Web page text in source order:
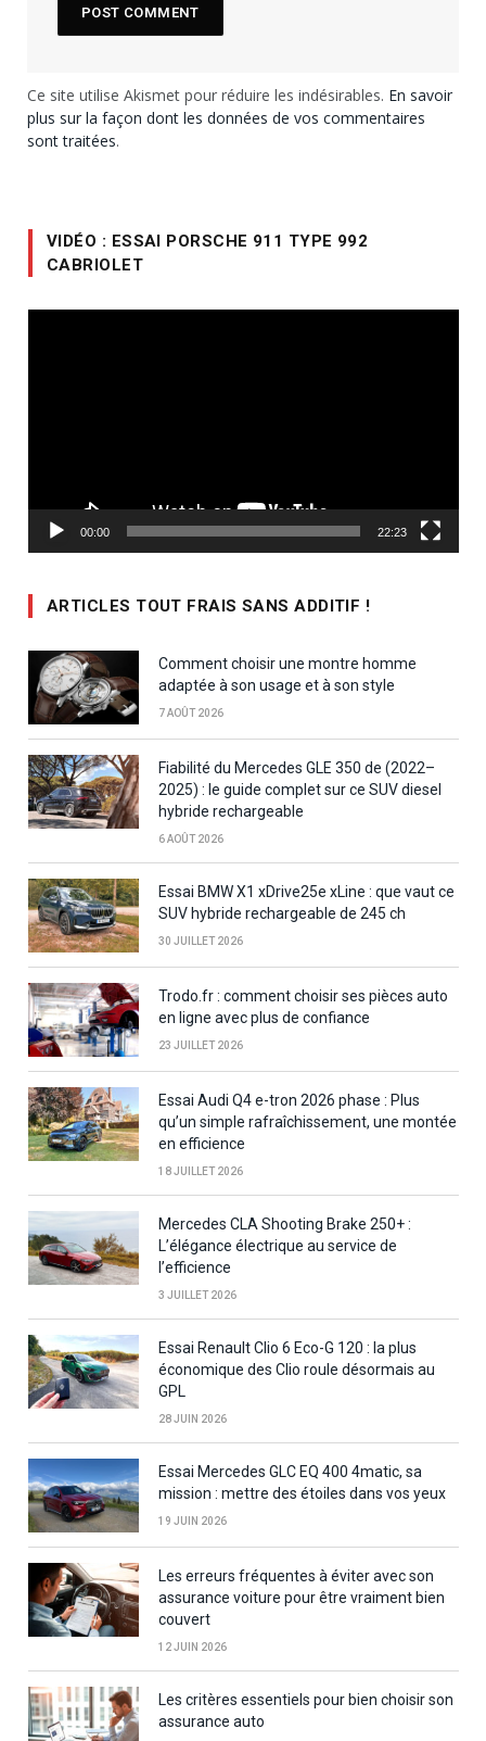
Ce site utilise Akismet pour réduire les indésirables. En savoir
plus sur la façon dont les données de vos commentaires
sont traitées.
VIDÉO : ESSAI PORSCHE 911 TYPE 992
CABRIOLET
00:00 22:23
ARTICLES TOUT FRAIS SANS ADDITIF !
Comment choisir une montre homme
adaptée à son usage et à son style
7 AOÛT 2026
Fiabilité du Mercedes GLE 350 de (2022–
2025) : le guide complet sur ce SUV diesel
hybride rechargeable
6 AOÛT 2026
Essai BMW X1 xDrive25e xLine : que vaut ce
SUV hybride rechargeable de 245 ch
30 JUILLET 2026
Trodo.fr : comment choisir ses pièces auto
en ligne avec plus de confiance
23 JUILLET 2026
Essai Audi Q4 e-tron 2026 phase : Plus
qu’un simple rafraîchissement, une montée
en efficience
18 JUILLET 2026
Mercedes CLA Shooting Brake 250+ :
L’élégance électrique au service de
l’efficience
3 JUILLET 2026
Essai Renault Clio 6 Eco-G 120 : la plus
économique des Clio roule désormais au
GPL
28 JUIN 2026
Essai Mercedes GLC EQ 400 4matic, sa
mission : mettre des étoiles dans vos yeux
19 JUIN 2026
Les erreurs fréquentes à éviter avec son
assurance voiture pour être vraiment bien
couvert
12 JUIN 2026
Les critères essentiels pour bien choisir son
assurance auto